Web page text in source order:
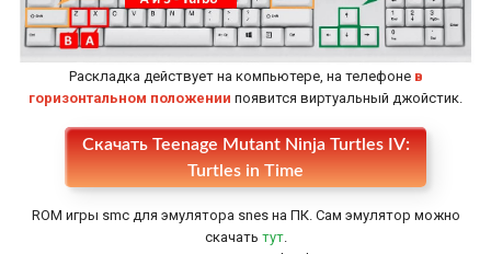
Настройки
Раскладка действует на компьютере, на телефоне в
горизонтальном положении появится виртуальный джойстик.
Скачать Teenage Mutant Ninja Turtles IV:
Turtles in Time
ROM игры smc для эмулятора snes на ПК. Сам эмулятор можно
скачать тут.